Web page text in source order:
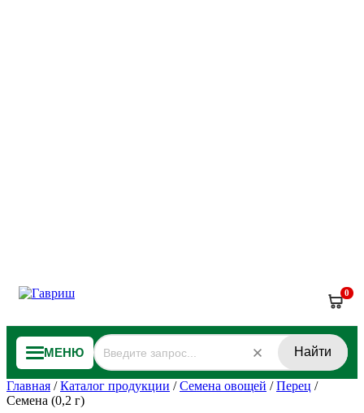
0
МЕНЮ Найти
Главная /Каталог продукции /Семена овощей /Перец /
Семена (0,2 г)